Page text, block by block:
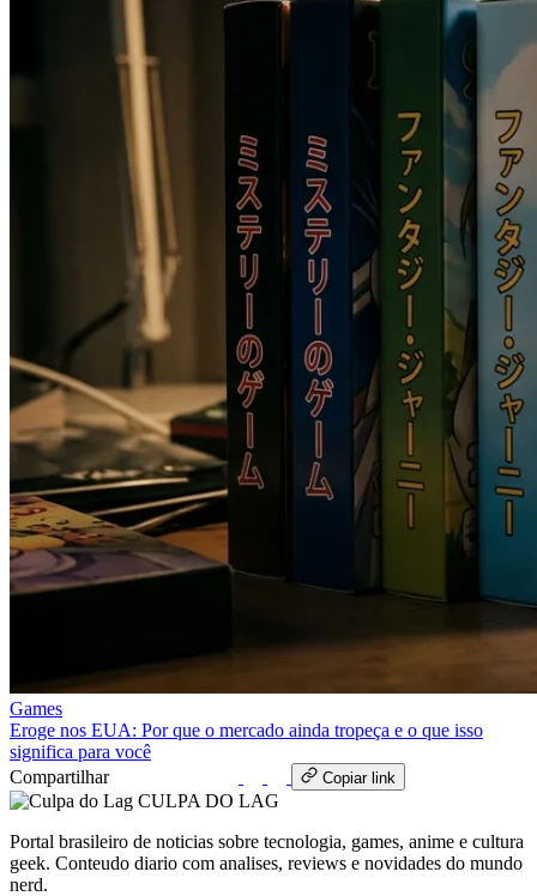
Games
Eroge nos EUA: Por que o mercado ainda tropeça e o que isso
significa para você
Compartilhar
Copiar link
CULPA DO LAG
Portal brasileiro de noticias sobre tecnologia, games, anime e cultura
geek. Conteudo diario com analises, reviews e novidades do mundo
nerd.